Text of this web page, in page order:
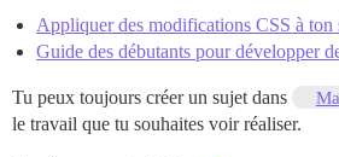
Appliquer des modifications CSS à ton
Guide des débutants pour développer
Tu peux toujours créer un sujet dans
le travail que tu souhaites voir réaliser.